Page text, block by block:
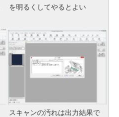
を明るくしてやるとよい
スキャンの汚れは出力結果で